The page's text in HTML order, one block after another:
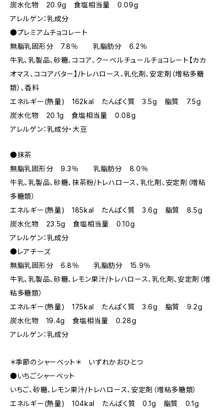
炭水化物 20.9g 食塩相当量 0.09g
アレルゲン：乳成分
●プレミアムチョコレート
無脂乳固形分 7.8％ 乳脂肪分 6.2％
牛乳、乳製品、砂糖、ココア、クーベルチュールチョコレート【カカ
オマス、ココアバター】/トレハロース、乳化剤、安定剤（増粘多糖
類）、香料
エネルギー(熱量) 162kal たんぱく質 3.5g 脂質 7.5g
炭水化物 20.1g 食塩相当量 0.08g
アレルゲン：乳成分・大豆
●抹茶
無脂乳固形分 9.3％ 乳脂肪分 8.0％
牛乳、乳製品、砂糖、抹茶粉/トレハロース、乳化剤、安定剤（増粘
多糖類）
エネルギー(熱量) 185kal たんぱく質 3.6g 脂質 8.5g
炭水化物 23.5g 食塩相当量 0.10g
アレルゲン：乳成分
●レアチーズ
無脂乳固形分 6.8％ 乳脂肪分 15.9％
牛乳、乳製品、砂糖、レモン果汁/トレハロース、乳化剤、安定剤（増
粘多糖類）
エネルギー(熱量) 175kal たんぱく質 3.6g 脂質 9.2g
炭水化物 19.4g 食塩相当量 0.28g
アレルゲン：乳成分
＊季節のシャーベット＊ いずれかおひとつ
●いちごシャーベット
いちご、砂糖、レモン果汁/トレハロース、安定剤（増粘多糖類）
エネルギー(熱量) 104kal たんぱく質 0.1g 脂質 0.1g